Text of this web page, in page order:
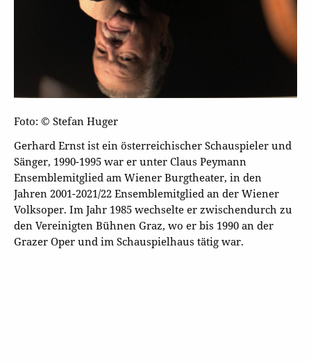
Foto: © Stefan Huger
Gerhard Ernst ist ein österreichischer Schauspieler und
Sänger, 1990-1995 war er unter Claus Peymann
Ensemblemitglied am Wiener Burgtheater, in den
Jahren 2001-2021/22 Ensemblemitglied an der Wiener
Volksoper. Im Jahr 1985 wechselte er zwischendurch zu
den Vereinigten Bühnen Graz, wo er bis 1990 an der
Grazer Oper und im Schauspielhaus tätig war.